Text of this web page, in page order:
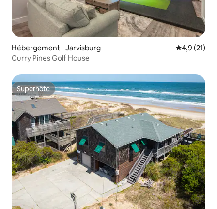
Hébergement ⋅ Jarvisburg Évaluation
4,9 (21)
Curry Pines Golf House
Superhôte
Superhôte